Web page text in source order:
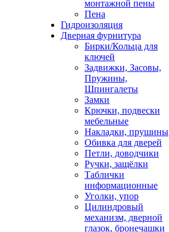
монтажной пены
Пена
Гидроизоляция
Дверная фурнитура
Бирки/Кольца для
ключей
Задвижки, Засовы,
Пружины,
Шпингалеты
Замки
Крючки, подвески
мебельные
Накладки, прушины
Обивка для дверей
Петли, доводчики
Ручки, защёлки
Таблички
информационные
Уголки, упор
Цилиндровый
механизм, дверной
глазок, бронечашки